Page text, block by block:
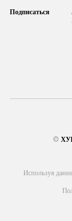
Подписаться
©
Используя